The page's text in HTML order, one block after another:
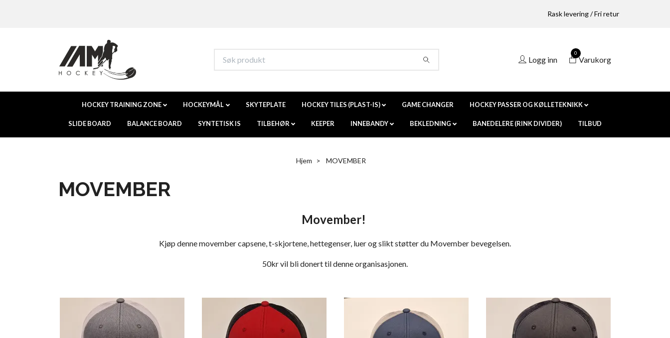
Rask levering / Fri retur
Logg inn
0
Varukorg
HOCKEY TRAINING ZONE HOCKEYMÅL SKYTEPLATE HOCKEY TILES (PLAST-IS) GAME CHANGER HOCKEY PASSER OG KØLLETEKNIKK
SLIDE BOARD BALANCE BOARD SYNTETISK IS TILBEHØR KEEPER INNEBANDY BEKLEDNING BANEDELERE (RINK DIVIDER) TILBUD
Hjem MOVEMBER
MOVEMBER
Movember!
Kjøp denne movember capsene, t-skjortene, hettegenser, luer og slikt støtter du Movember bevegelsen.
50kr vil bli donert til denne organisasjonen.